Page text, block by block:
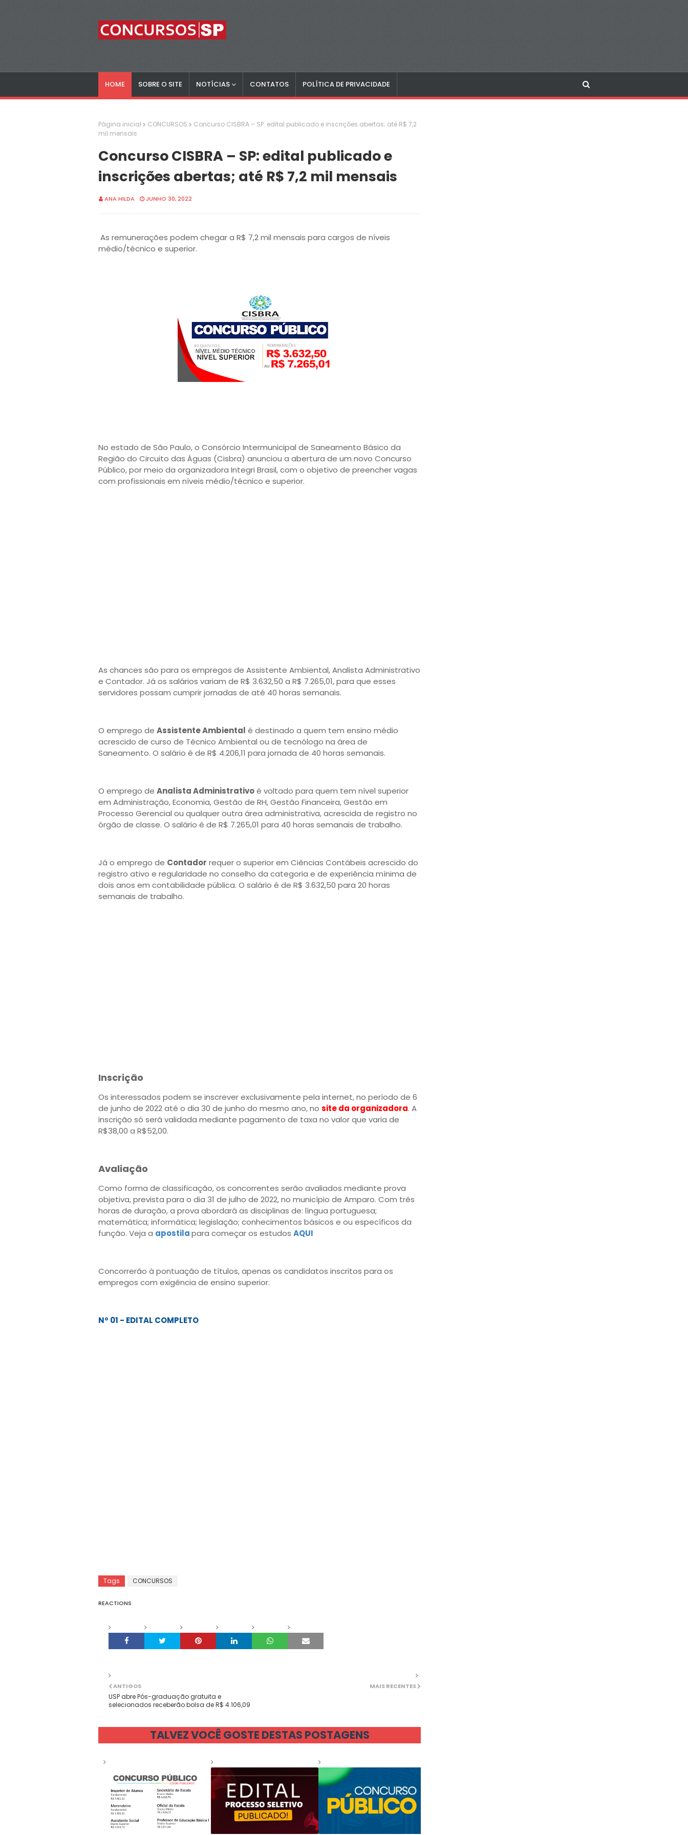
HOME SOBRE O SITE NOTÍCIAS CONTATOS POLÍTICA DE PRIVACIDADE
Página inicial CONCURSOS
Concurso CISBRA – SP: edital publicado e inscrições abertas; até R$ 7,2
mil mensais
Concurso CISBRA – SP: edital publicado e
inscrições abertas; até R$ 7,2 mil mensais
ANA HILDA JUNHO 30, 2022
As remunerações podem chegar a R$ 7,2 mil mensais para cargos de níveis
médio/técnico e superior.
No estado de São Paulo, o Consórcio Intermunicipal de Saneamento Básico da
Região do Circuito das Águas (Cisbra) anunciou a abertura de um novo Concurso
Público, por meio da organizadora Integri Brasil, com o objetivo de preencher vagas
com profissionais em níveis médio/técnico e superior.
As chances são para os empregos de Assistente Ambiental, Analista Administrativo
e Contador. Já os salários variam de R$ 3.632,50 a R$ 7.265,01, para que esses
servidores possam cumprir jornadas de até 40 horas semanais.
O emprego de Assistente Ambiental é destinado a quem tem ensino médio
acrescido de curso de Técnico Ambiental ou de tecnólogo na área de
Saneamento. O salário é de R$ 4.206,11 para jornada de 40 horas semanais.
O emprego de Analista Administrativoé voltado para quem tem nível superior
em Administração, Economia, Gestão de RH, Gestão Financeira, Gestão em
Processo Gerencial ou qualquer outra área administrativa, acrescida de registro no
órgão de classe. O salário é de R$ 7.265,01 para 40 horas semanais de trabalho.
Já o emprego de Contador requer o superior em Ciências Contábeis acrescido do
registro ativo e regularidade no conselho da categoria e de experiência mínima de
dois anos em contabilidade pública. O salário é de R$ 3.632,50 para 20 horas
semanais de trabalho.
Inscrição
Os interessados podem se inscrever exclusivamente pela internet, no período de 6
de junho de 2022 até o dia 30 de junho do mesmo ano, no site da organizadora. A
inscrição só será validada mediante pagamento de taxa no valor que varia de
R$38,00 a R$52,00.
Avaliação
Como forma de classificação, os concorrentes serão avaliados mediante prova
objetiva, prevista para o dia 31 de julho de 2022, no município de Amparo. Com três
horas de duração, a prova abordará as disciplinas de: língua portuguesa;
matemática; informática; legislação; conhecimentos básicos e ou específicos da
função. Veja a apostilapara começar os estudos AQUI
Concorrerão à pontuação de títulos, apenas os candidatos inscritos para os
empregos com exigência de ensino superior.
Nº 01 - EDITAL COMPLETO
Tags CONCURSOS
REACTIONS
MAIS RECENTES
ANTIGOS
USP abre Pós-graduação gratuita e
selecionados receberão bolsa de R$ 4.106,09
TALVEZ VOCÊ GOSTE DESTAS POSTAGENS